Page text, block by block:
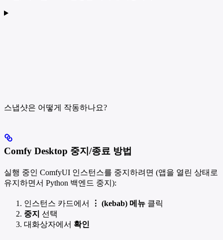
스냅샷은 어떻게 작동하나요?
Comfy Desktop 중지/종료 방법
실행 중인 ComfyUI 인스턴스를 중지하려면 (앱을 열린 상태로
유지하면서 Python 백엔드 중지):
인스턴스 카드에서 ⋮ (kebab) 메뉴 클릭
중지 선택
대화상자에서 확인